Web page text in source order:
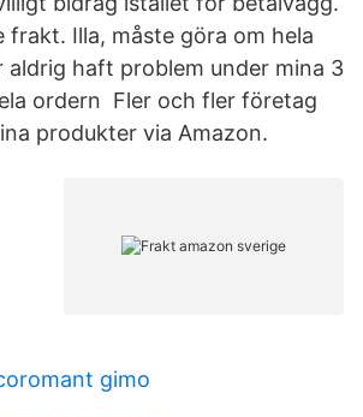
frakt. Illa, måste göra om hela
aldrig haft problem under mina 3
ordern Fler och fler företag
produkter via Amazon.
gimo